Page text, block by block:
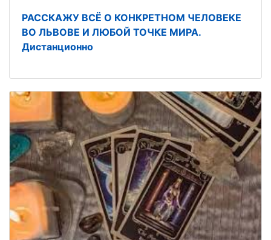
РАССКАЖУ ВСЁ О КОНКРЕТНОМ ЧЕЛОВЕКЕ
ВО ЛЬВОВЕ И ЛЮБОЙ ТОЧКЕ МИРА.
Дистанционно